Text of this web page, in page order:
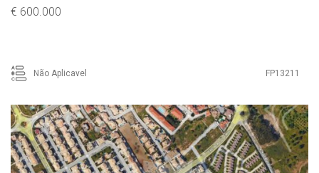
€ 600.000
Não Aplicavel FP13211